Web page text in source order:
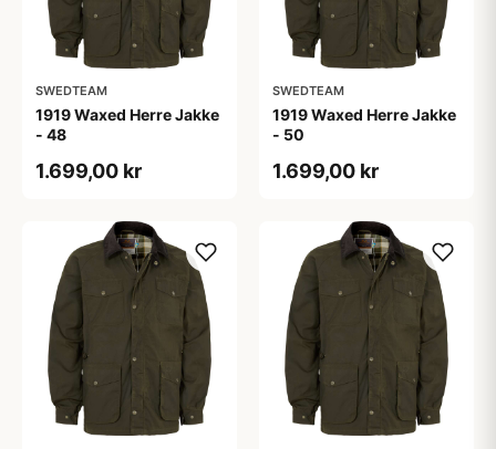
SWEDTEAM
1919 Waxed Herre Jakke
- 48
1.699,00 kr
SWEDTEAM
1919 Waxed Herre Jakke
- 50
1.699,00 kr